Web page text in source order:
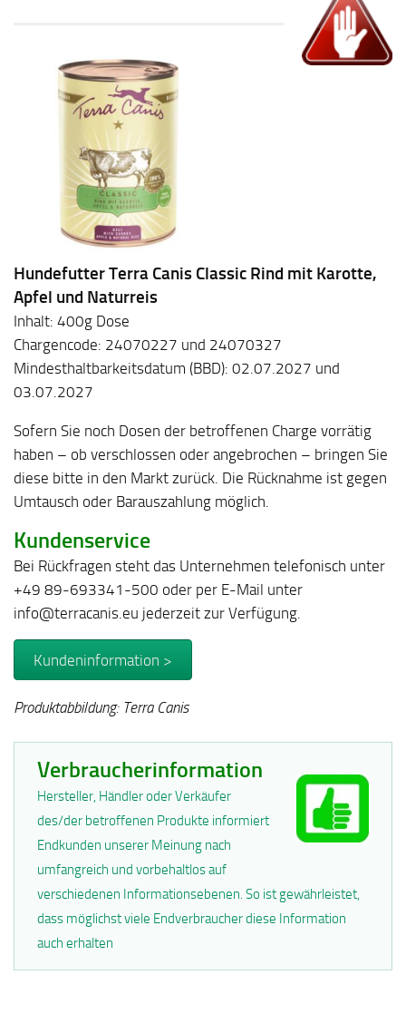
Hundefutter Terra Canis Classic Rind mit Karotte,
Apfel und Naturreis
Inhalt: 400g Dose
Chargencode: 24070227 und 24070327
Mindesthaltbarkeitsdatum (BBD): 02.07.2027 und
03.07.2027
Sofern Sie noch Dosen der betroffenen Charge vorrätig
haben – ob verschlossen oder angebrochen – bringen Sie
diese bitte in den Markt zurück. Die Rücknahme ist gegen
Umtausch oder Barauszahlung möglich.
Kundenservice
Bei Rückfragen steht das Unternehmen telefonisch unter
+49 89-693341-500 oder per E-Mail unter
info@terracanis.eu jederzeit zur Verfügung.
Kundeninformation >
Produktabbildung: Terra Canis
Verbraucherinformation
Hersteller, Händler oder Verkäufer
des/der betroffenen Produkte informiert
Endkunden unserer Meinung nach
umfangreich und vorbehaltlos auf
verschiedenen Informationsebenen. So ist gewährleistet,
dass möglichst viele Endverbraucher diese Information
auch erhalten